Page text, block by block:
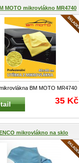
MOTO mikrovlákno MR4740
BM MOTO MR4740
útěrka na sklo
35 Kč
mikrovlákno na sklo